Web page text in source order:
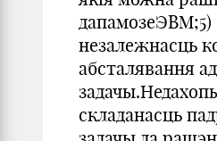
дапамозеЭВМ;5)
незалежнасць
абсталявання
складанасць